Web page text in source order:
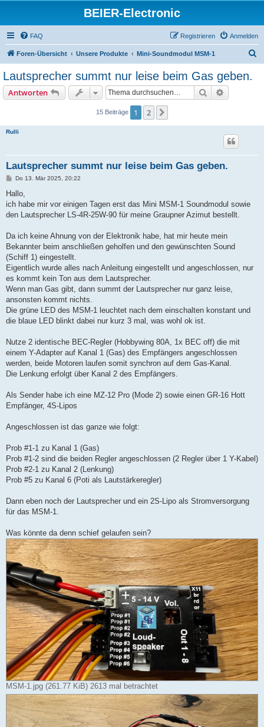
BEIER-Electronic
FAQ Anmelden
Registrieren
Foren-Übersicht Unsere Produkte Mini-Soundmodul MSM-1
Lautsprecher summt nur leise beim Gas geben.
Antworten Suche
15 Beiträge 1 2
Rulli
Lautsprecher summt nur leise beim Gas geben.
B
i
r
a
Do 13. Mär 2025, 20:22
Hallo,
ich habe mir vor einigen Tagen erst das Mini MSM-1 Soundmodul sowie
den Lautsprecher LS-4R-25W-90 für meine Graupner Azimut bestellt.
Da ich keine Ahnung von der Elektronik habe, hat mir heute mein
Bekannter beim anschließen geholfen und den gewünschten Sound
(Schiff 1) eingestellt.
Eigentlich wurde alles nach Anleitung eingestellt und angeschlossen, nur
es kommt kein Ton aus dem Lautsprecher.
Wenn man Gas gibt, dann summt der Lautsprecher nur ganz leise,
ansonsten kommt nichts.
Die grüne LED des MSM-1 leuchtet nach dem einschalten konstant und
die blaue LED blinkt dabei nur kurz 3 mal, was wohl ok ist.
Nutze 2 identische BEC-Regler (Hobbywing 80A, 1x BEC off) die mit
einem Y-Adapter auf Kanal 1 (Gas) des Empfängers angeschlossen
werden, beide Motoren laufen somit synchron auf dem Gas-Kanal.
Die Lenkung erfolgt über Kanal 2 des Empfängers.
Als Sender habe ich eine MZ-12 Pro (Mode 2) sowie einen GR-16 Hott
Empfänger, 4S-Lipos
Angeschlossen ist das ganze wie folgt:
Prob #1-1 zu Kanal 1 (Gas)
Prob #1-2 sind die beiden Regler angeschlossen (2 Regler über 1 Y-Kabel)
Prob #2-1 zu Kanal 2 (Lenkung)
Prob #5 zu Kanal 6 (Poti als Lautstärkeregler)
Dann eben noch der Lautsprecher und ein 2S-Lipo als Stromversorgung
für das MSM-1.
Was könnte da denn schief gelaufen sein?
MSM-1.jpg (261.77 KiB) 2613 mal betrachtet